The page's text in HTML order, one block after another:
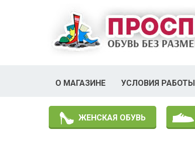
О МАГАЗИНЕ УСЛОВИЯ РАБОТЫ
ЖЕНСКАЯ ОБУВЬ